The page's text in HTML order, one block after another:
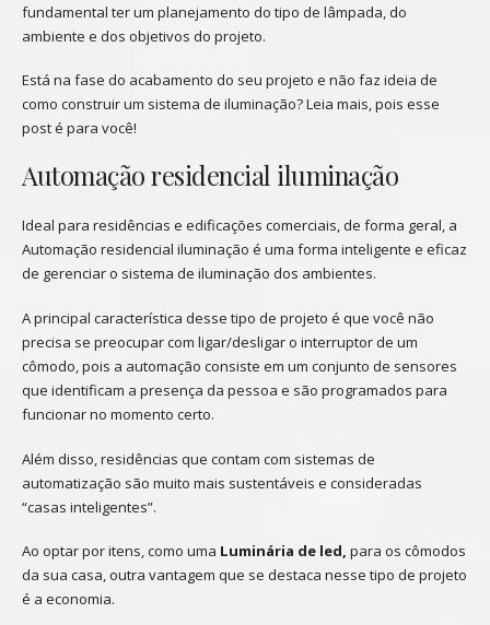
fundamental ter um planejamento do tipo de lâmpada, do
ambiente e dos objetivos do projeto.
Está na fase do acabamento do seu projeto e não faz ideia de
como construir um sistema de iluminação? Leia mais, pois esse
post é para você!
Automação residencial iluminação
Ideal para residências e edificações comerciais, de forma geral, a
Automação residencial iluminação é uma forma inteligente e eficaz
de gerenciar o sistema de iluminação dos ambientes.
A principal característica desse tipo de projeto é que você não
precisa se preocupar com ligar/desligar o interruptor de um
cômodo, pois a automação consiste em um conjunto de sensores
que identificam a presença da pessoa e são programados para
funcionar no momento certo.
Além disso, residências que contam com sistemas de
automatização são muito mais sustentáveis e consideradas
“casas inteligentes”.
Ao optar por itens, como uma Luminária de led, para os cômodos
da sua casa, outra vantagem que se destaca nesse tipo de projeto
é a economia.